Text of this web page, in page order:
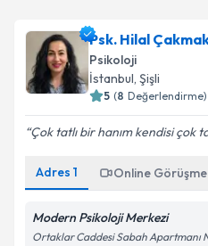
Psk. Hilal
Psikoloji
İstanbul, Şişli
5 (8 Değerlendirme)
Çok tatlı bir hanım kendisi çok
Adres 1 Online Görüşme
Modern Psikoloji Merkezi
Ortaklar Caddesi Sabah Apartmanı